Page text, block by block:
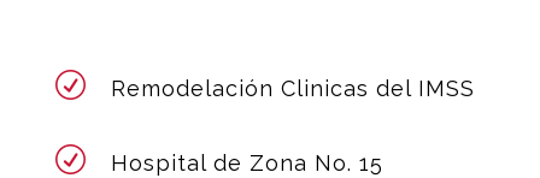
R Remodelación Clinicas del IMSS
R
Hospital de Zona No. 15